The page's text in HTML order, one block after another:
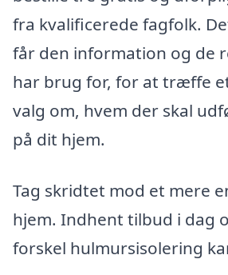
fra kvalificerede fagfolk.
får den information og de
har brug for, for at træffe
valg om, hvem der skal
på dit hjem.
Tag skridtet mod et mere
hjem. Indhent tilbud i dag
forskel hulmursisolering